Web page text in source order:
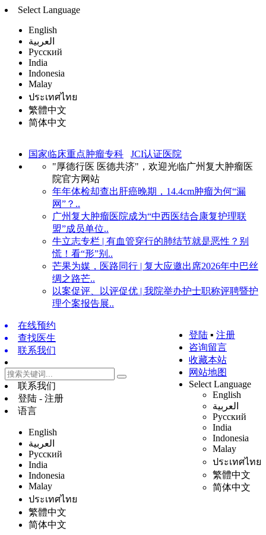
Select Language
English
العربية
Русский
India
Indonesia
Malay
ประเทศไทย
繁體中文
简体中文
国家临床重点肿瘤专科
JCI认证医院
"厚德行医 医德共济"，欢迎光临广州复大肿瘤医
院官方网站
年年体检却查出肝癌晚期，14.4cm肿瘤为何“漏
网”？..
广州复大肿瘤医院成为“中西医结合康复护理联
盟”成员单位..
牛立志专栏 | 有血管穿行的肺结节就是恶性？别
慌！看“形”别..
芒果为媒，医路同行 | 复大应邀出席2026年中巴丝
绸之路芒..
以案促评、以评促优 | 我院举办护士职称评聘暨护
理个案报告展..
登陆 ▪ 注册
咨询留言
收藏本站
网站地图
Select Language
English
العربية
Русский
India
Indonesia
Malay
ประเทศไทย
繁體中文
简体中文
在线预约
查找医生
联系我们
联系我们
登陆 - 注册
语言
English
العربية
Русский
India
Indonesia
Malay
ประเทศไทย
繁體中文
简体中文